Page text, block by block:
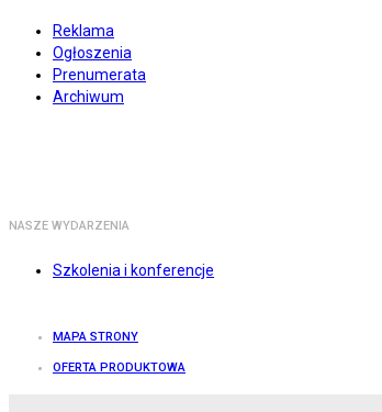
Reklama
Ogłoszenia
Prenumerata
Archiwum
NASZE WYDARZENIA
Szkolenia i konferencje
MAPA STRONY
OFERTA PRODUKTOWA